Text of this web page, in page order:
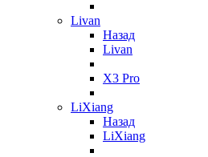
Livan
Назад
Livan
X3 Pro
LiXiang
Назад
LiXiang